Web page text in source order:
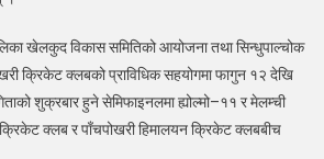
खेलकुद विकास समितिको आयोजना तथा सिन्धुपाल्चोक
क्रिकेट क्लबको प्राविधिक सहयोगमा फागुन १२ देखि
शुक्रबार हुने सेमिफाइनलमा ह्योल्मो–११ र मेलम्ची
क्रिकेट क्लब र पाँचपोखरी हिमालयन क्रिकेट क्लबबीच